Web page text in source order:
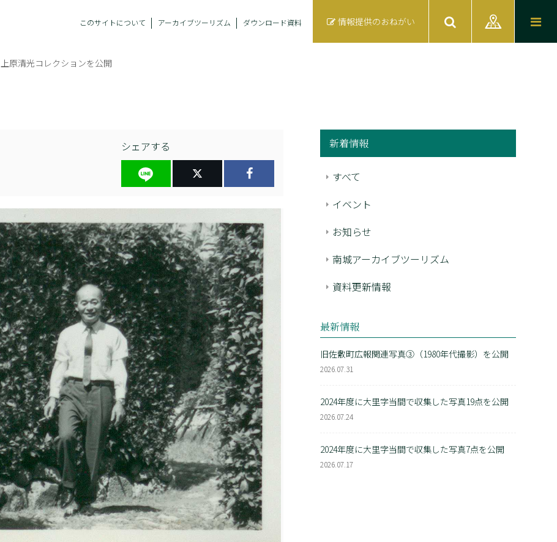
このサイトについて アーカイブツーリズム ダウンロード資料 情報提供のおねがい
上原清光コレクションを公開
シェアする 新着情報
すべて
イベント
お知らせ
南城アーカイブツーリズム
資料更新情報
最新情報
旧佐敷町広報関連写真③（1980年代撮影）を公開
2026.07.31
2024年度に大里字当間で収集した写真19点を公開
2026.07.24
2024年度に大里字当間で収集した写真7点を公開
2026.07.17